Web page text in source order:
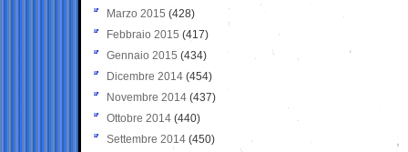
Marzo 2015 (428)
Febbraio 2015 (417)
Gennaio 2015 (434)
Dicembre 2014 (454)
Novembre 2014 (437)
Ottobre 2014 (440)
Settembre 2014 (450)